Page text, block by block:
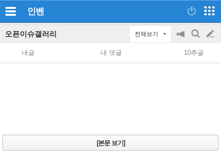
인벤
오픈이슈갤러리 전체보기
공
지
on/off
검
색
글
쓰
내글 내 댓글 10추글
[본문 보기]